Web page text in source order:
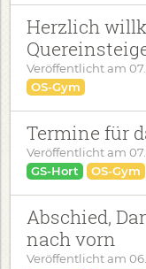
Herzlich
Veröffentlicht am
OS-Gym
Termine für
Veröffentlicht am
GS-Hort
OS-Gym
Abschied,
nach vorn
Veröffentlicht am